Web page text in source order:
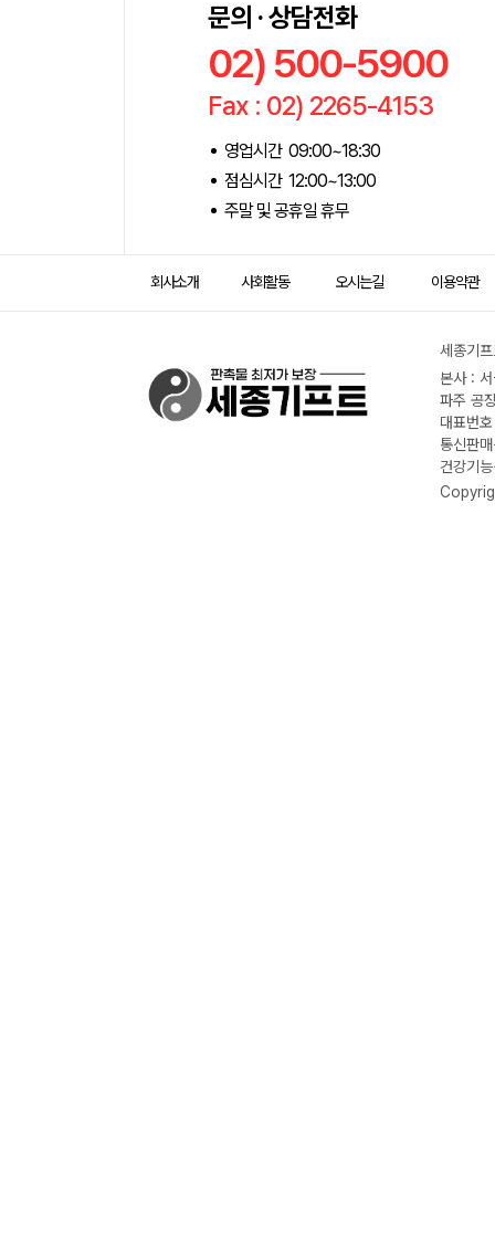
문의 · 상담전화
02) 500-5900
Fax : 02) 2265-4153
영업시간 09:00~18:30
점심시간 12:00~13:00
주말 및 공휴일 휴무
회사소개 사회활동 오시는길 이용약관
세종기
본사 :
파주 공
대표번
통신판
건강기